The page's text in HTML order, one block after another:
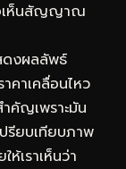
อเห็นสัญญาณ
ดงผลลัพธ์
คาเคลื่อนไหว
คัญเพราะมัน
รียบเทียบภาพ
เราเห็นว่า